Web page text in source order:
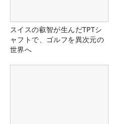
スイスの叡智が生んだTPTシ
ャフトで、ゴルフを異次元の
世界へ